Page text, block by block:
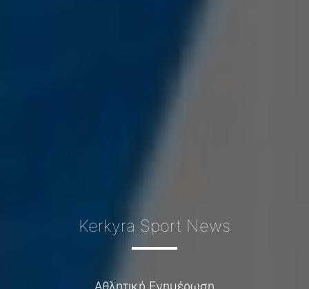
Kerkyra Sport News
Αθλητική Ενημέρωση